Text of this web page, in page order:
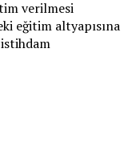
verilmesi
eğitim altyapısına